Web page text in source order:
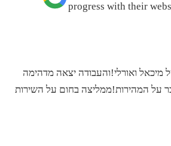
progress with their
ואורלי!והעבודה יצאה מדהימה
על המהירות!ממליצה בחום על השירות